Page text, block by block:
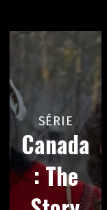
SÉRIE
Canada
: The